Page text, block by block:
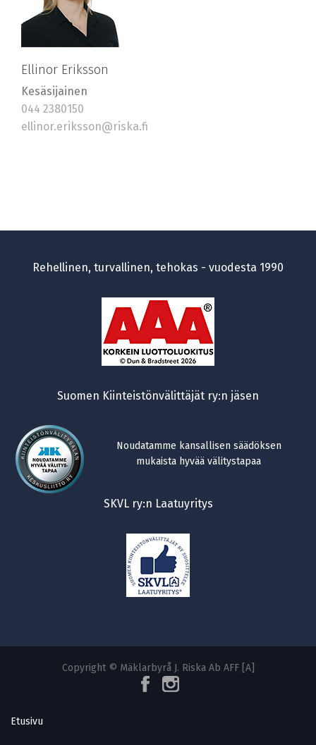
Ellinor Eriksson
Kesäsijainen
044 2380150
ellinor.eriksson@riska.fi
Rehellinen, turvallinen, tehokas - vuodesta 1990
Suomen Kiinteistönvälittäjät ry:n jäsen
Noudatamme kansallisen säädöksen
mukaista hyvää välitystapaa
SKVL ry:n Laatuyritys
Copyright © Mäklarbyrå J. Riska Ab AFF [A]
Etusivu